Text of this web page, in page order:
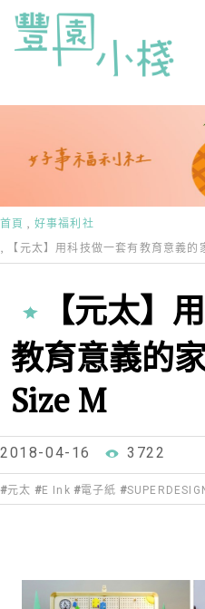
首頁
好事福利社
【元太】用科技做一套有教育意義
【元太】
教育意義的
Size M
2018-04-16 3722
元太 E Ink 電子紙